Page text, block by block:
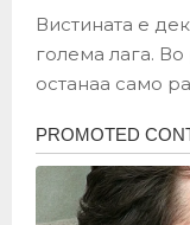
Вистината е
голема лага.
останаа само